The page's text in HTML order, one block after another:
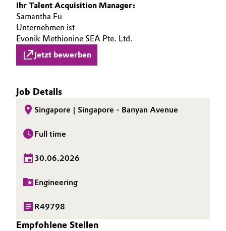
Ihr Talent Acquisition Manager:
Samantha Fu
Unternehmen ist
Evonik Methionine SEA Pte. Ltd.
Jetzt bewerben
Job Details
Singapore | Singapore - Banyan Avenue
Full time
30.06.2026
Engineering
R49798
Empfohlene Stellen